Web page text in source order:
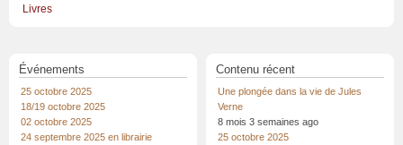
Livres
Événements
25 octobre 2025
18/19 octobre 2025
02 octobre 2025
24 septembre 2025 en librairie
Contenu récent
Une plongée dans la vie de Jules
Verne
8 mois 3 semaines ago
25 octobre 2025